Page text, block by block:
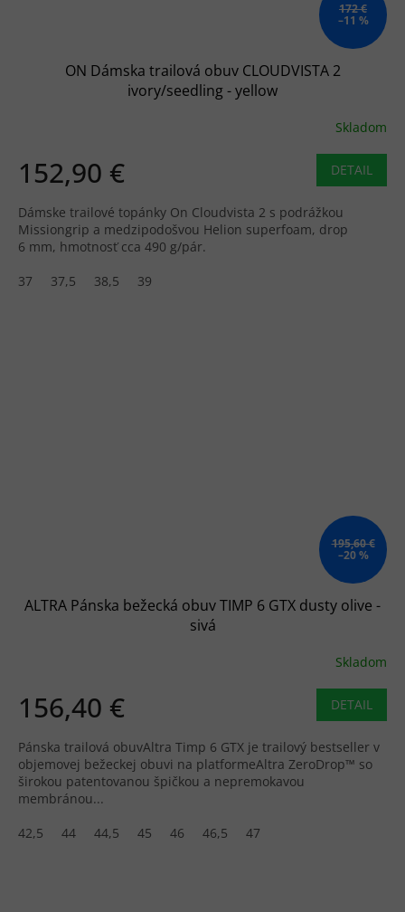
172 €
–11 %
ON Dámska trailová obuv CLOUDVISTA 2
ivory/seedling - yellow
Skladom
152,90 € DETAIL
Dámske trailové topánky On Cloudvista 2 s podrážkou
Missiongrip a medzipodošvou Helion superfoam, drop
6 mm, hmotnosť cca 490 g/pár.
37
37,5 38,5 39
195,60 €
–20 %
ALTRA Pánska bežecká obuv TIMP 6 GTX dusty olive -
sivá
Skladom
156,40 € DETAIL
Pánska trailová obuvAltra Timp 6 GTX je trailový bestseller v
objemovej bežeckej obuvi na platformeAltra ZeroDrop™ so
širokou patentovanou špičkou a nepremokavou
membránou...
42,5
44 44,5 45 46 46,5 47